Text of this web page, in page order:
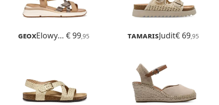
Geox Elowynne € 99,95 TamarisJudit€ 69,95